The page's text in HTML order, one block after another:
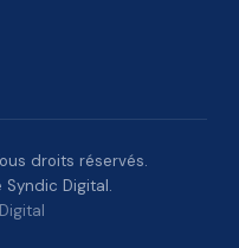
droits réservés.
Digital.